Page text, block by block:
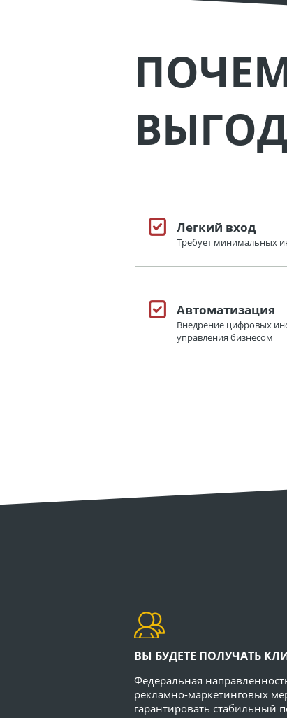
Легкий вход
Требует минимальных
Автоматизация
Внедрение цифровых
управления бизнесом
ВЫ БУДЕТЕ ПОЛУЧАТЬ
Федеральная
рекламно-маркетинговых
гарантировать стабильный